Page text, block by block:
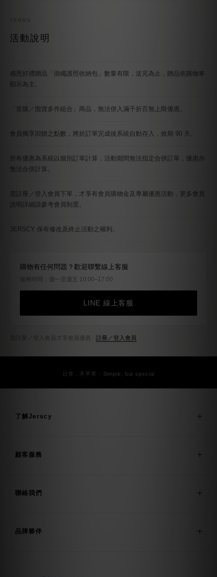
TERMS
活動說明
感恩好禮贈品「掛繩護照收納包」數量有限，送完為止，贈品依購物車
顯示為主。
「首購／囤貨多件組合」商品，無法併入滿千折百無上限優惠。
會員獨享回饋之點數，將於訂單完成後系統自動存入，效期 90 天。
所有優惠為系統以個別訂單計算，活動期間無法指定合併訂單，優惠亦
無法合併計算。
需註冊／登入會員下單，才享有會員購物金及專屬優惠活動，更多會員
說明詳細請參考會員制度。
JERSCY 保有修改及終止活動之權利。
購物有任何問題？歡迎聯繫線上客服
服務時間：週一至週五 10:00–17:00
LINE 線上客服
需註冊／登入會員才享會員優惠 · 註冊／登入會員
日常，不平常 · Simple, but special
了解Jerscy
顧客服務
聯絡我們
品牌夥伴